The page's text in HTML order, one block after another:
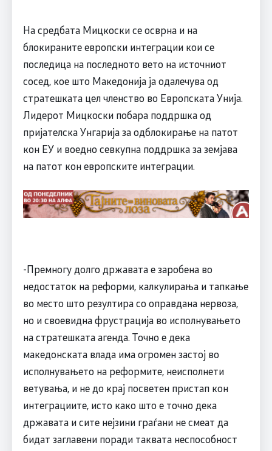
На средбата Мицкоски се осврна и на
блокираните европски интеграции кои се
последица на последното вето на источниот
сосед, кое што Македонија ја одалечува од
стратешката цел членство во Европската Унија.
Лидерот Мицкоски побара поддршка од
пријателска Унгарија за одблокирање на патот
кон ЕУ и воедно севкупна поддршка за земјава
на патот кон европските интеграции.
-Премногу долго државата е заробена во
недостаток на реформи, калкулирања и тапкање
во место што резултира со оправдана нервоза,
но и своевидна фрустрација во исполнувањето
на стратешката агенда. Точно е дека
македонската влада има огромeн застој во
исполнувањето на реформите, неисполнети
ветувања, и не до крај посветен пристап кон
интеграциите, исто како што е точно дека
државата и сите нејзини граѓани не смеат да
бидат заглавени поради таквата неспособност